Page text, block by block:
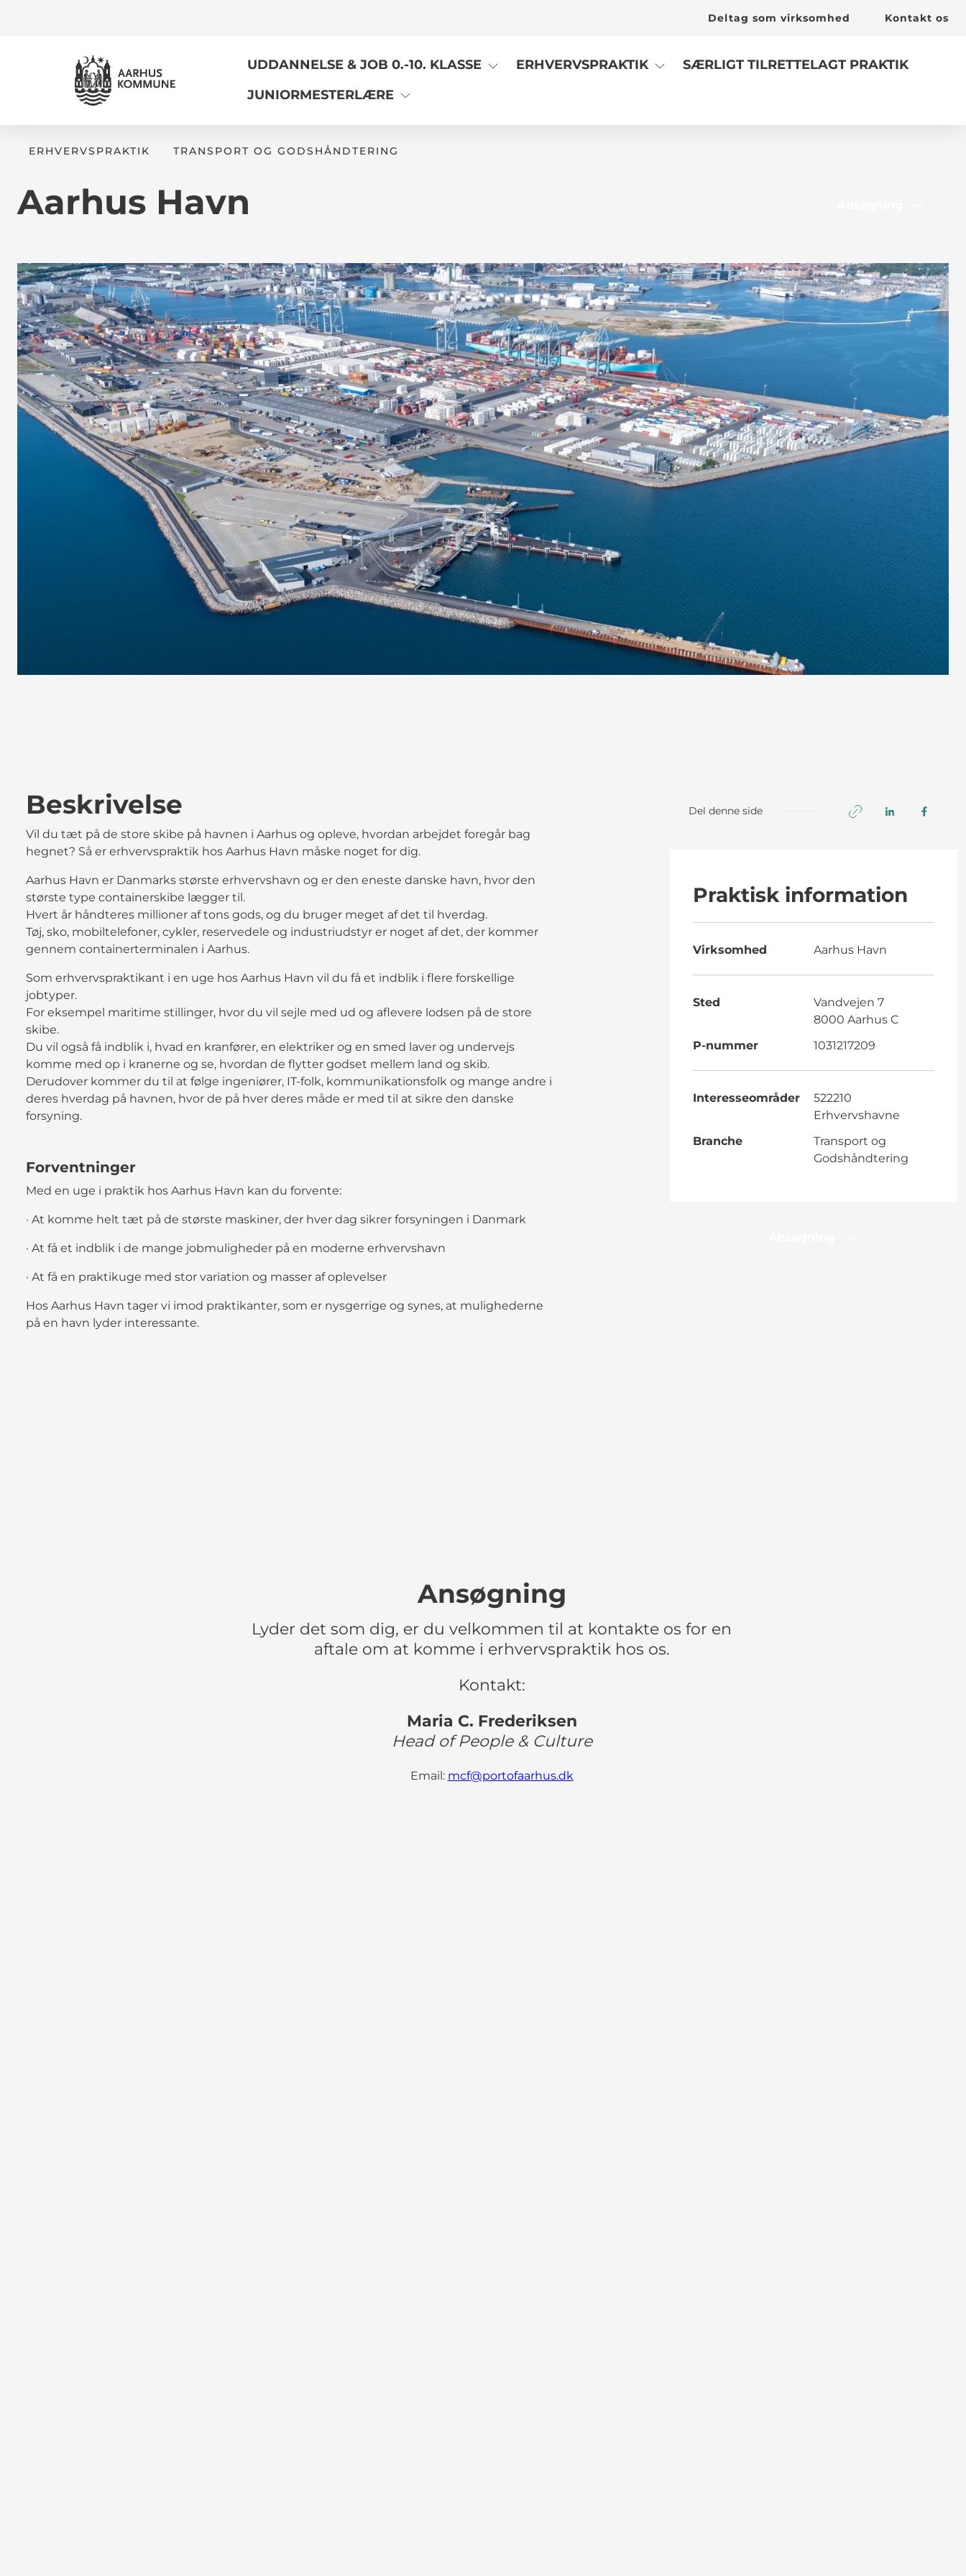
Deltag som virksomhed Kontakt os
UDDANNELSE & JOB 0.-10. KLASSE ERHVERVSPRAKTIK
SÆRLIGT TILRETTELAGT PRAKTIK
JUNIORMESTERLÆRE
ERHVERVSPRAKTIK TRANSPORT OG GODSHÅNDTERING
Aarhus Havn
Beskrivelse
Vil du tæt på de store skibe på havnen i Aarhus og opleve, hvordan arbejdet foregår bag
hegnet? Så er erhvervspraktik hos Aarhus Havn måske noget for dig.
Aarhus Havn er Danmarks største erhvervshavn og er den eneste danske havn, hvor den
største type containerskibe lægger til.
Hvert år håndteres millioner af tons gods, og du bruger meget af det til hverdag.
Tøj, sko, mobiltelefoner, cykler, reservedele og industriudstyr er noget af det, der kommer
gennem containerterminalen i Aarhus.
Som erhvervspraktikant i en uge hos Aarhus Havn vil du få et indblik i flere forskellige
jobtyper.
For eksempel maritime stillinger, hvor du vil sejle med ud og aflevere lodsen på de store
skibe.
Du vil også få indblik i, hvad en kranfører, en elektriker og en smed laver og undervejs
komme med op i kranerne og se, hvordan de flytter godset mellem land og skib.
Derudover kommer du til at følge ingeniører, IT-folk, kommunikationsfolk og mange andre i
deres hverdag på havnen, hvor de på hver deres måde er med til at sikre den danske
forsyning.
Forventninger
Med en uge i praktik hos Aarhus Havn kan du forvente:
· At komme helt tæt på de største maskiner, der hver dag sikrer forsyningen i Danmark
· At få et indblik i de mange jobmuligheder på en moderne erhvervshavn
· At få en praktikuge med stor variation og masser af oplevelser
Hos Aarhus Havn tager vi imod praktikanter, som er nysgerrige og synes, at mulighederne
på en havn lyder interessante.
Del denne side
Praktisk information
Virksomhed Aarhus Havn
Sted
Vandvejen 7
8000 Aarhus C
P-nummer
1031217209
Interesseområder
522210
Erhvervshavne
Branche
Transport og
Godshåndtering
Ansøgning
Lyder det som dig, er du velkommen til at kontakte os for en
aftale om at komme i erhvervspraktik hos os.
Kontakt:
Maria C. Frederiksen
Head of People & Culture​
Email: mcf@portofaarhus.dk